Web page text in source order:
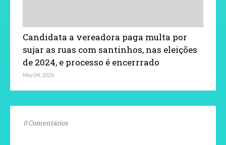
Candidata a vereadora paga multa por
sujar as ruas com santinhos, nas eleições
de 2024, e processo é encerrrado
May 04, 2026
0 Comentários